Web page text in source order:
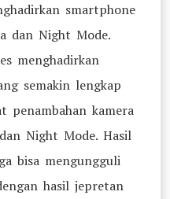
smartphone
dan Night Mode.
menghadirkan
semakin lengkap
penambahan kamera
Night Mode. Hasil
bisa mengungguli
hasil jepretan